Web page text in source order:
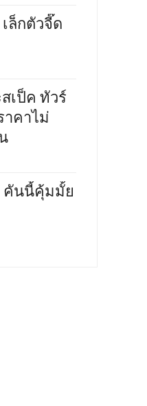
เล็กตัวจี๊ด
สเป็ค ทัวร์
าคาไม่
คันนี้คุ้มมั้ย